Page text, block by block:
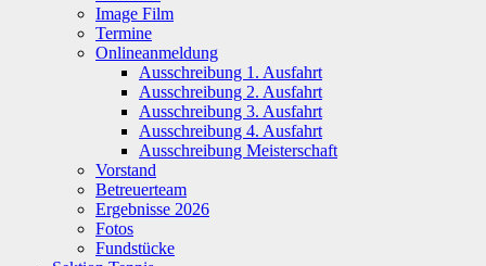
Image Film
Termine
Onlineanmeldung
Ausschreibung 1. Ausfahrt
Ausschreibung 2. Ausfahrt
Ausschreibung 3. Ausfahrt
Ausschreibung 4. Ausfahrt
Ausschreibung Meisterschaft
Vorstand
Betreuerteam
Ergebnisse 2026
Fotos
Fundstücke